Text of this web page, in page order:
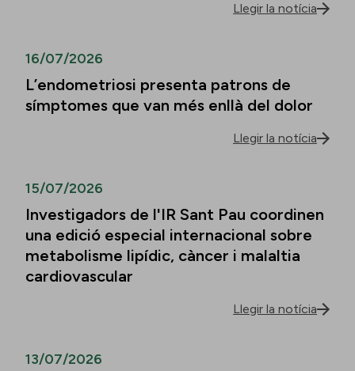
Llegir la notícia
16/07/2026
L’endometriosi presenta patrons de
símptomes que van més enllà del dolor
Llegir la notícia
15/07/2026
Investigadors de l'IR Sant Pau coordinen
una edició especial internacional sobre
metabolisme lipídic, càncer i malaltia
cardiovascular
Llegir la notícia
13/07/2026